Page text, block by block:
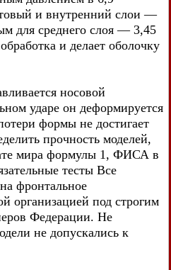
и внутренний слои —
для среднего слоя — 3,45
и делает оболочку
носовой
ударе он деформируется
формы не достигает
прочность моделей,
мира формулы 1, ФИСА в
тесты Все
фронтальное
организацией под строгим
Федерации. Не
не допускались к